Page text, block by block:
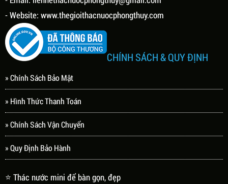
- Website: www.thegioithacnuocphongthuy.com
CHÍNH SÁCH & QUY ĐỊNH
» Chính Sách Bảo Mật
» Hình Thức Thanh Toán
» Chính Sách Vận Chuyển
» Quy Định Bảo Hành
⭐ Thác nước mini để bàn gọn, đẹp